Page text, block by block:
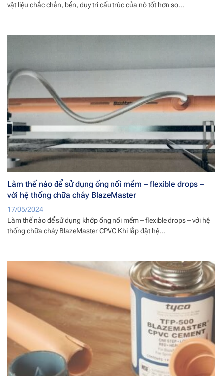
vật liệu chắc chắn, bền, duy trì cấu trúc của nó tốt hơn so...
Làm thế nào để sử dụng ống nối mềm – flexible drops –
với hệ thống chữa cháy BlazeMaster
17/05/2024
Làm thế nào để sử dụng khớp ống nối mềm – flexible drops – với hệ
thống chữa cháy BlazeMaster CPVC Khi lắp đặt hệ...